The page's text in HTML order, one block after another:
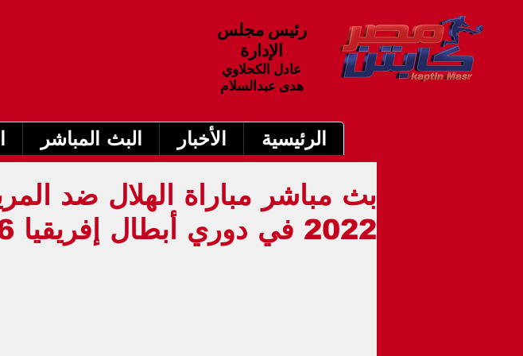
رئيس مجلس
الإدارة
عادل الكحلاوي
هدى عبدالسلام
الرئيسية الأخبار البث المباشر
2022 في دوري أبطال إفريقيا 6م